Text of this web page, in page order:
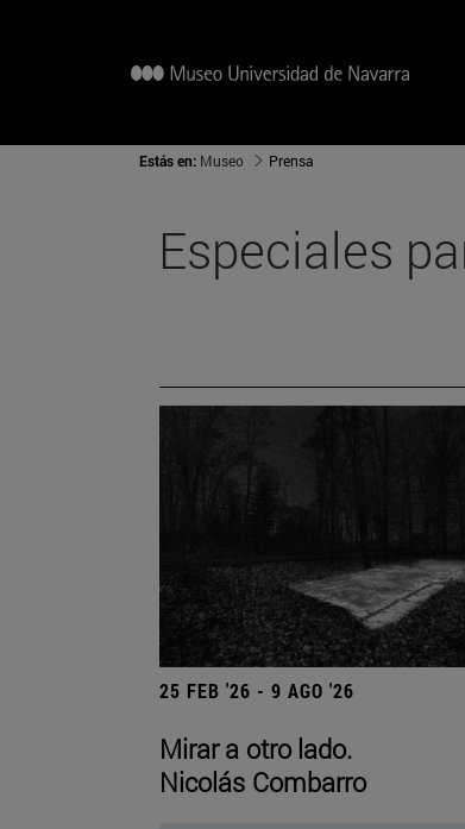
Estás en: Museo Prensa
Especiales
25 FEB '26 - 9 AGO '26
Mirar a otro lado.
Nicolás Combarro